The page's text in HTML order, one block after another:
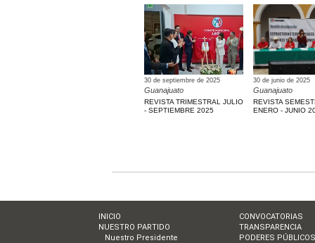
30 de septiembre de 2025
Guanajuato
REVISTA TRIMESTRAL JULIO
- SEPTIEMBRE 2025
30 de junio de 2025
Guanajuato
REVISTA
ENERO - JUNIO
INICIO
NUESTRO PARTIDO
Nuestro Presidente
CONVOCATORIAS
TRANSPARENCIA
PODERES PÚBLICOS